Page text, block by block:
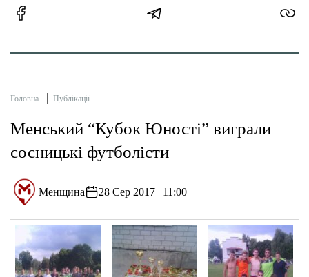
Головна Публікації
Менський “Кубок Юності” виграли
сосницькі футболісти
Менщина 28 Сер 2017 | 11:00